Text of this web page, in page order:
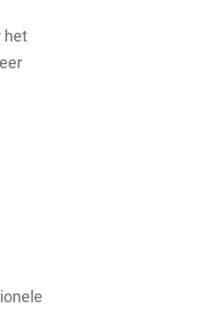
het